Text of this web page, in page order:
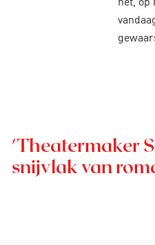
'Theatermaker
snijvlak van